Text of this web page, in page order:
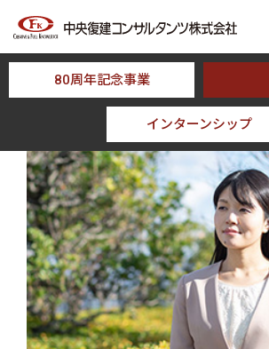
80周年記念事業
インターンシップ
CFKの人々 上保 恵理佳